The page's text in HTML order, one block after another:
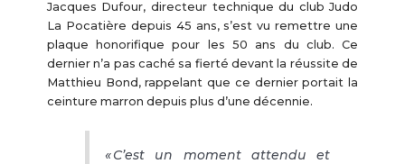
Jacques Dufour, directeur technique du club Judo
La Pocatière depuis 45 ans, s’est vu remettre une
plaque honorifique pour les 50 ans du club. Ce
dernier n’a pas caché sa fierté devant la réussite de
Matthieu Bond, rappelant que ce dernier portait la
ceinture marron depuis plus d’une décennie.
« C’est un moment attendu et